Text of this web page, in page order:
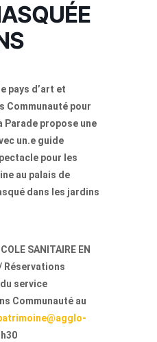
pays d’art et
Communauté pour
Parade propose une
un.e guide
pour les
au palais de
dans les jardins
SANITAIRE EN
Réservations
service
Communauté au